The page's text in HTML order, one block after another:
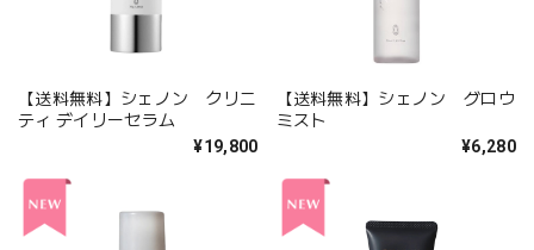
【送料無料】シェノン クリニ
ティ デイリーセラム
¥19,800
【送料無料】シェノン グロウ
ミスト
¥6,280